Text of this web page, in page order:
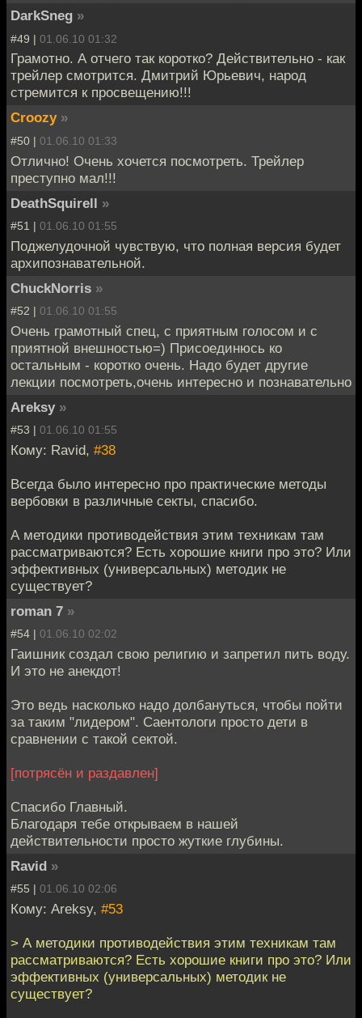
DarkSneg »
#49 | 01.06.10 01:32
Грамотно. А отчего так коротко? Действительно - как
трейлер смотрится. Дмитрий Юрьевич, народ
стремится к просвещению!!!
Croozy »
#50 | 01.06.10 01:33
Отлично! Очень хочется посмотреть. Трейлер
преступно мал!!!
DeathSquirell »
#51 | 01.06.10 01:55
Поджелудочной чувствую, что полная версия будет
архипознавательной.
ChuckNorris »
#52 | 01.06.10 01:55
Очень грамотный спец, с приятным голосом и с
приятной внешностью=) Присоединюсь ко
остальным - коротко очень. Надо будет другие
лекции посмотреть,очень интересно и познавательно
Areksy »
#53 | 01.06.10 01:55
Кому: Ravid, #38
Всегда было интересно про практические методы
вербовки в различные секты, спасибо.
А методики противодействия этим техникам там
рассматриваются? Есть хорошие книги про это? Или
эффективных (универсальных) методик не
существует?
roman 7 »
#54 | 01.06.10 02:02
Гаишник создал свою религию и запретил пить воду.
И это не анекдот!
Это ведь насколько надо долбануться, чтобы пойти
за таким "лидером". Саентологи просто дети в
сравнении с такой сектой.
[потрясён и раздавлен]
Спасибо Главный.
Благодаря тебе открываем в нашей
действительности просто жуткие глубины.
Ravid »
#55 | 01.06.10 02:06
Кому: Areksy, #53
> А методики противодействия этим техникам там
рассматриваются? Есть хорошие книги про это? Или
эффективных (универсальных) методик не
существует?